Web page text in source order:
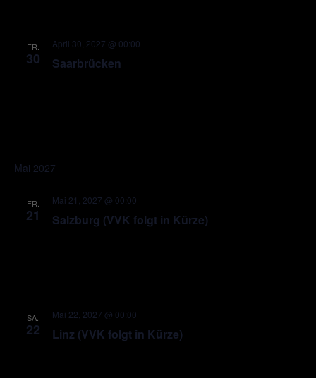
FR.
30 Saarbrücken
April 30, 2027 @ 00:00
Mai 2027
FR.
21 Salzburg (VVK folgt in Kürze)
Mai 21, 2027 @ 00:00
SA.
22 Linz (VVK folgt in Kürze)
Mai 22, 2027 @ 00:00